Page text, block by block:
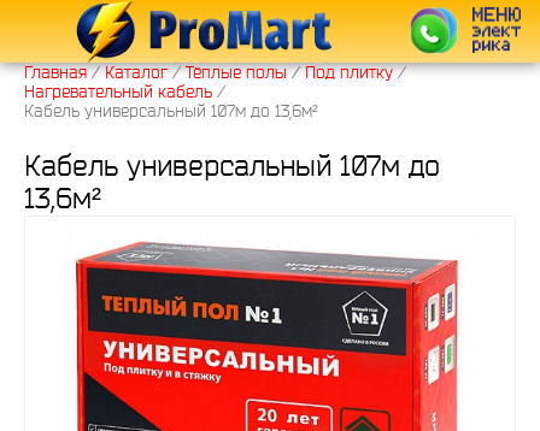
Главная/ Каталог/ Тёплые полы/ Под плитку/
Нагревательный кабель /
Кабель универсальный 107м до 13,6м²
Кабель универсальный 107м до
13,6м²